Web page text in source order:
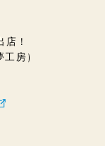
！
房）